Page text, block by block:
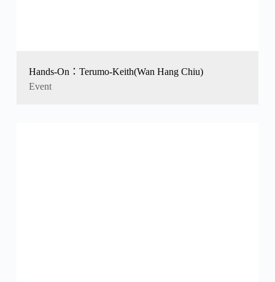
Hands-On：Terumo-Keith(Wan Hang Chiu)
Event